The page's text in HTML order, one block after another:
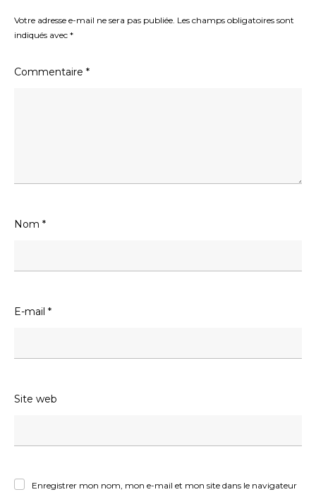
Votre adresse e-mail ne sera pas publiée. Les champs obligatoires sont
indiqués avec *
Commentaire *
Nom *
E-mail *
Site web
Enregistrer mon nom, mon e-mail et mon site dans le navigateur